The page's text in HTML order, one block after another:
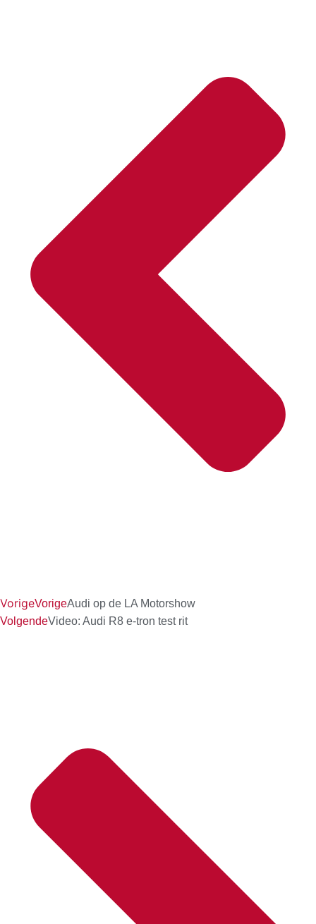
VorigeVorigeAudi op de LA Motorshow
VolgendeVideo: Audi R8 e-tron test rit